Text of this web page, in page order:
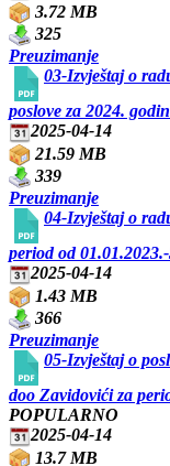
3.72 MB
325
Preuzimanje
03-Izvještaj o
poslove za 2024.
2025-04-14
21.59 MB
339
Preuzimanje
04-Izvještaj o
period od
2025-04-14
1.43 MB
366
Preuzimanje
05-Izvještaj o
doo Zavidovići za
POPULARNO
2025-04-14
13.7 MB